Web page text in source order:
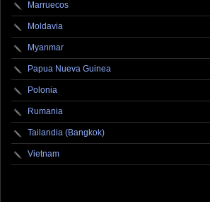
Marruecos
Moldavia
Myanmar
Papua Nueva Guinea
Polonia
Rumania
Tailandia (Bangkok)
Vietnam